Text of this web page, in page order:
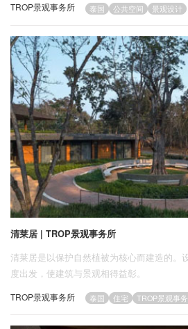
场改建为两幢标志性的高层建筑，顺应曼谷
TROP景观事务所 泰国 公共空间 景观设计
清莱居 | TROP景观事务所
清莱居是以保护自然植被为核心而建造的。
度出发，使建筑与景观相得益彰。
TROP景观事务所 泰国 住宅 TROP景观事